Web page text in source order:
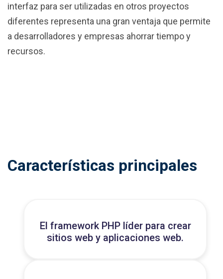
interfaz para ser utilizadas en otros proyectos
diferentes representa una gran ventaja que permite
a desarrolladores y empresas ahorrar tiempo y
recursos.
Características principales
El framework PHP líder para crear
sitios web y aplicaciones web.